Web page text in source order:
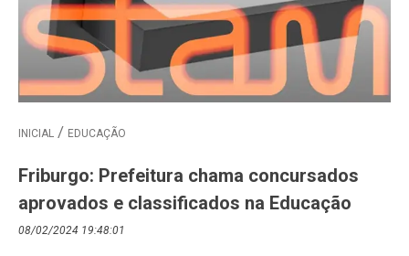
INICIAL EDUCAÇÃO
Friburgo: Prefeitura chama concursados
aprovados e classificados na Educação
08/02/2024 19:48:01